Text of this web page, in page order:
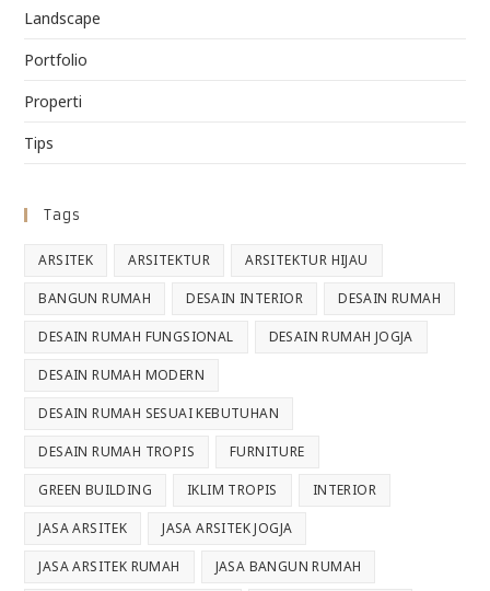
Landscape
Portfolio
Properti
Tips
Tags
ARSITEK ARSITEKTUR ARSITEKTUR HIJAU
BANGUN RUMAH DESAIN INTERIOR DESAIN RUMAH
DESAIN RUMAH FUNGSIONAL DESAIN RUMAH JOGJA
DESAIN RUMAH MODERN
DESAIN RUMAH SESUAI KEBUTUHAN
DESAIN RUMAH TROPIS FURNITURE
GREEN BUILDING IKLIM TROPIS INTERIOR
JASA ARSITEK JASA ARSITEK JOGJA
JASA ARSITEK RUMAH JASA BANGUN RUMAH